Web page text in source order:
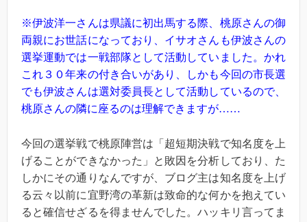
※伊波洋一さんは県議に初出馬する際、桃原さんの御
両親にお世話になっており、イサオさんも伊波さんの
選挙運動では一戦部隊として活動していました。かれ
これ３０年来の付き合いがあり、しかも今回の市長選
でも伊波さんは選対委員長として活動しているので、
桃原さんの隣に座るのは理解できますが……
今回の選挙戦で桃原陣営は「超短期決戦で知名度を上
げることができなかった」と敗因を分析しており、た
しかにその通りなんですが、ブログ主は知名度を上げ
る云々以前に宜野湾の革新は致命的な何かを抱えてい
ると確信せざるを得ませんでした。ハッキリ言ってま